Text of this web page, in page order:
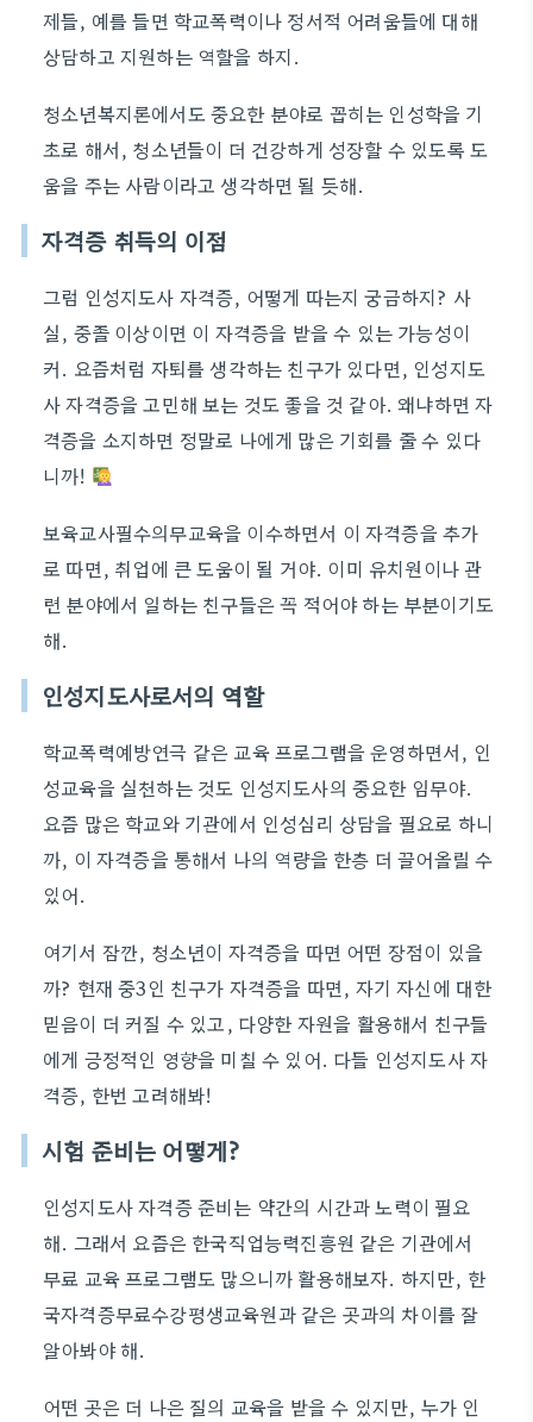
제들, 예를 들면 학교폭력이나 정서적 어려움들에 대해
상담하고 지원하는 역할을 하지.
청소년복지론에서도 중요한 분야로 꼽히는 인성학을 기
초로 해서, 청소년들이 더 건강하게 성장할 수 있도록 도
움을 주는 사람이라고 생각하면 될 듯해.
자격증 취득의 이점
그럼 인성지도사 자격증, 어떻게 따는지 궁금하지? 사
실, 중졸 이상이면 이 자격증을 받을 수 있는 가능성이
커. 요즘처럼 자퇴를 생각하는 친구가 있다면, 인성지도
사 자격증을 고민해 보는 것도 좋을 것 같아. 왜냐하면 자
격증을 소지하면 정말로 나에게 많은 기회를 줄 수 있다
니까!
보육교사필수의무교육을 이수하면서 이 자격증을 추가
로 따면, 취업에 큰 도움이 될 거야. 이미 유치원이나 관
련 분야에서 일하는 친구들은 꼭 적어야 하는 부분이기도
해.
인성지도사로서의 역할
학교폭력예방연극 같은 교육 프로그램을 운영하면서, 인
성교육을 실천하는 것도 인성지도사의 중요한 임무야.
요즘 많은 학교와 기관에서 인성심리 상담을 필요로 하니
까, 이 자격증을 통해서 나의 역량을 한층 더 끌어올릴 수
있어.
여기서 잠깐, 청소년이 자격증을 따면 어떤 장점이 있을
까? 현재 중3인 친구가 자격증을 따면, 자기 자신에 대한
믿음이 더 커질 수 있고, 다양한 자원을 활용해서 친구들
에게 긍정적인 영향을 미칠 수 있어. 다들 인성지도사 자
격증, 한번 고려해봐!
시험 준비는 어떻게?
인성지도사 자격증 준비는 약간의 시간과 노력이 필요
해. 그래서 요즘은 한국직업능력진흥원 같은 기관에서
무료 교육 프로그램도 많으니까 활용해보자. 하지만, 한
국자격증무료수강평생교육원과 같은 곳과의 차이를 잘
알아봐야 해.
어떤 곳은 더 나은 질의 교육을 받을 수 있지만, 누가 인